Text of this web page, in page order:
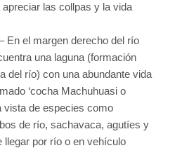
las collpas y la vida
En el margen derecho del río
una laguna (formación
del río) con una abundante vida
‘cocha Machuhuasi o
vista de especies como
de río, sachavaca, agutíes y
llegar por río o en vehículo